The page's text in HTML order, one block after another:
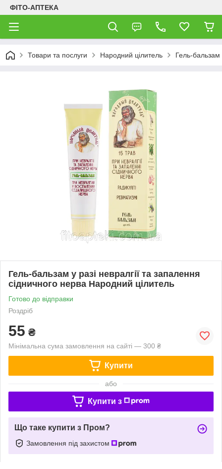
ФІТО-АПТЕКА
Товари та послуги Народний цілитель Гель-
Гель-бальзам у разі невралгії та запалення
сідничного нерва Народний цілитель
Готово до відправки
Роздріб
55 ₴
Мінімальна сума замовлення на сайті — 300 ₴
Купити
або
Купити з
Що таке купити з Пром?
Замовлення під захистом